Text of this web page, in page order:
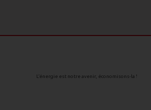
L’énergie est notre avenir, économisons-la !